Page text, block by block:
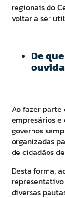
regionais do
voltar a ser
De
Ao fazer parte
empresários e
governos
organizadas
de cidadãos
Desta forma,
diversas